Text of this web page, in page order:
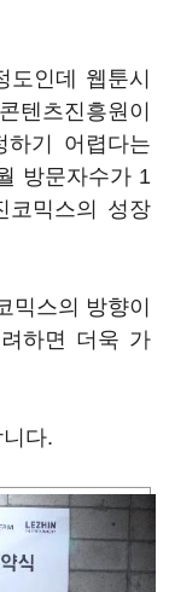
인데 웹툰시
텐츠진흥원이
하기 어렵다는
방문자수가 1
코믹스의 성장
스의 방향이
하면 더욱 가
다.